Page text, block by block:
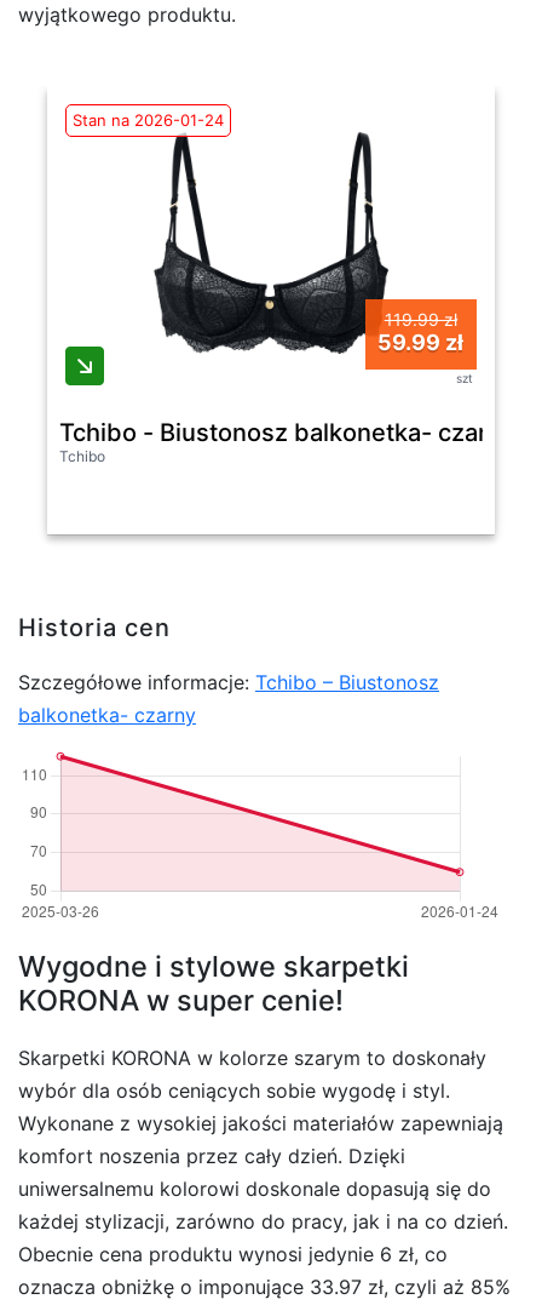
wyjątkowego produktu.
Stan na 2026-01-24
119.99 zł
59.99 zł
szt
Tchibo - Biustonosz balkonetka- czarny
Tchibo
Historia cen
Szczegółowe informacje: Tchibo – Biustonosz
balkonetka- czarny
Wygodne i stylowe skarpetki
KORONA w super cenie!
Skarpetki KORONA w kolorze szarym to doskonały
wybór dla osób ceniących sobie wygodę i styl.
Wykonane z wysokiej jakości materiałów zapewniają
komfort noszenia przez cały dzień. Dzięki
uniwersalnemu kolorowi doskonale dopasują się do
każdej stylizacji, zarówno do pracy, jak i na co dzień.
Obecnie cena produktu wynosi jedynie 6 zł, co
oznacza obniżkę o imponujące 33.97 zł, czyli aż 85%